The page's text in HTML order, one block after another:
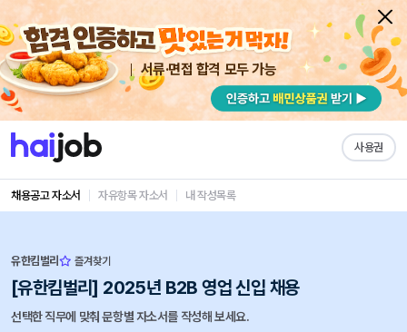
서류·면접 합격 모두 가능
사용권
채용공고 자소서 자유항목 자소서 내 작성목록
유한킴벌리 즐겨찾기
[유한킴벌리] 2025년 B2B 영업 신입 채용
선택한 직무에 맞춰 문항별 자소서를 작성해 보세요.